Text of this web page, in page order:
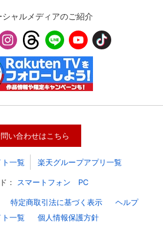
ジットカード情報の変更が可能です。
決済方法の変更が可能です。
ャルメディアのご紹介
い合わせはこちら
一覧 楽天グループアプリ一覧
： スマートフォン PC
特定商取引法に基づく表示
ヘルプ
一覧
個人情報保護方針